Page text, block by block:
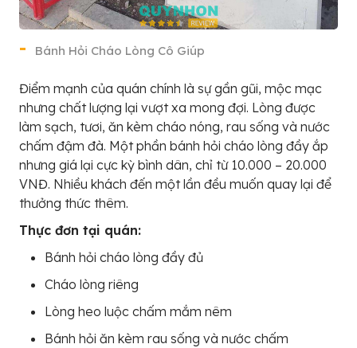
Bánh Hỏi Cháo Lòng Cô Giúp
Điểm mạnh của quán chính là sự gần gũi, mộc mạc
nhưng chất lượng lại vượt xa mong đợi. Lòng được
làm sạch, tươi, ăn kèm cháo nóng, rau sống và nước
chấm đậm đà. Một phần bánh hỏi cháo lòng đầy ắp
nhưng giá lại cực kỳ bình dân, chỉ từ 10.000 – 20.000
VNĐ. Nhiều khách đến một lần đều muốn quay lại để
thưởng thức thêm.
Thực đơn tại quán:
Bánh hỏi cháo lòng đầy đủ
Cháo lòng riêng
Lòng heo luộc chấm mắm nêm
Bánh hỏi ăn kèm rau sống và nước chấm